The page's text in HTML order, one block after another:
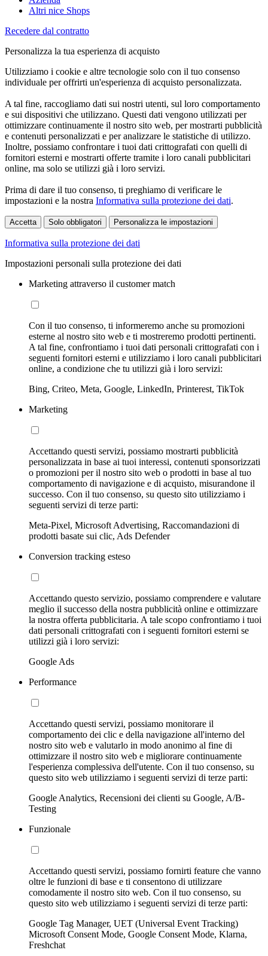
Altri nice Shops
Recedere dal contratto
Personalizza la tua esperienza di acquisto
Utilizziamo i cookie e altre tecnologie solo con il tuo consenso
individuale per offrirti un'esperienza di acquisto personalizzata.
A tal fine, raccogliamo dati sui nostri utenti, sul loro comportamento
e sui dispositivi che utilizzano. Questi dati vengono utilizzati per
ottimizzare continuamente il nostro sito web, per mostrarti pubblicità
e contenuti personalizzati e per analizzare le statistiche di utilizzo.
Inoltre, possiamo confrontare i tuoi dati crittografati con quelli di
fornitori esterni e mostrarti offerte tramite i loro canali pubblicitari
online, ma solo se utilizzi già i loro servizi.
Prima di dare il tuo consenso, ti preghiamo di verificare le
impostazioni e la nostra Informativa sulla protezione dei dati.
Accetta Solo obbligatori Personalizza le impostazioni
Informativa sulla protezione dei dati
Impostazioni personali sulla protezione dei dati
Marketing attraverso il customer match
Con il tuo consenso, ti informeremo anche su promozioni
esterne al nostro sito web e ti mostreremo prodotti pertinenti.
A tal fine, confrontiamo i tuoi dati personali crittografati con i
seguenti fornitori esterni e utilizziamo i loro canali pubblicitari
online, a condizione che tu utilizzi già i loro servizi:
Bing, Criteo, Meta, Google, LinkedIn, Printerest, TikTok
Marketing
Accettando questi servizi, possiamo mostrarti pubblicità
personalizzata in base ai tuoi interessi, contenuti sponsorizzati
o promozioni per il nostro sito web o prodotti in base al tuo
comportamento di navigazione e di acquisto, misurandone il
successo. Con il tuo consenso, su questo sito utilizziamo i
seguenti servizi di terze parti:
Meta-Pixel, Microsoft Advertising, Raccomandazioni di
prodotti basate sui clic, Ads Defender
Conversion tracking esteso
Accettando questo servizio, possiamo comprendere e valutare
meglio il successo della nostra pubblicità online e ottimizzare
la nostra offerta pubblicitaria. A tale scopo confrontiamo i tuoi
dati personali crittografati con i seguenti fornitori esterni se
utilizzi già i loro servizi:
Google Ads
Performance
Accettando questi servizi, possiamo monitorare il
comportamento dei clic e della navigazione all'interno del
nostro sito web e valutarlo in modo anonimo al fine di
ottimizzare il nostro sito web e migliorare continuamente
l'esperienza complessiva dell'utente. Con il tuo consenso, su
questo sito web utilizziamo i seguenti servizi di terze parti:
Google Analytics, Recensioni dei clienti su Google, A/B-
Testing
Funzionale
Accettando questi servizi, possiamo fornirti feature che vanno
oltre le funzioni di base e ti consentono di utilizzare
comodamente il nostro sito web. Con il tuo consenso, su
questo sito web utilizziamo i seguenti servizi di terze parti:
Google Tag Manager, UET (Universal Event Tracking)
Microsoft Consent Mode, Google Consent Mode, Klarna,
Freshchat